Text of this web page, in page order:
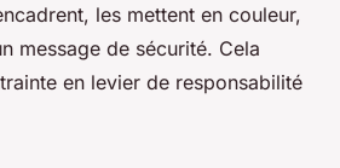
les mettent en couleur,
message de sécurité. Cela
en levier de responsabilité